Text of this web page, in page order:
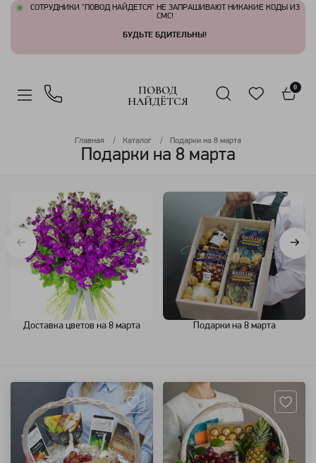
СОТРУДНИКИ "ПОВОД НАЙДЕТСЯ" НЕ ЗАПРАШИВАЮТ НИКАКИЕ КОДЫ ИЗ
СМС!
БУДЬТЕ БДИТЕЛЬНЫ!
ПОВОД
НАЙДЁТСЯ
0
Главная Каталог Подарки на 8 марта
Подарки на 8 марта
Доставка цветов на 8 марта Подарки на 8 марта